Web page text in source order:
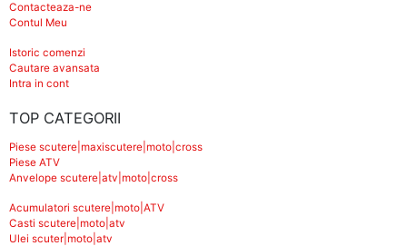
Contacteaza-ne
Contul Meu
Istoric comenzi
Cautare avansata
Intra in cont
TOP CATEGORII
Piese scutere|maxiscutere|moto|cross
Piese ATV
Anvelope scutere|atv|moto|cross
Acumulatori scutere|moto|ATV
Casti scutere|moto|atv
Ulei scuter|moto|atv